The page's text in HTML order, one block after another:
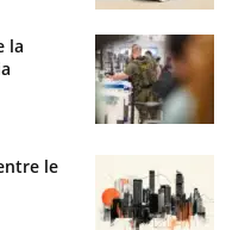
la
le